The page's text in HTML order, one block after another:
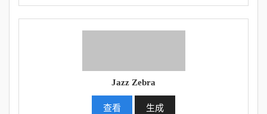
Jazz Zebra
查看 生成